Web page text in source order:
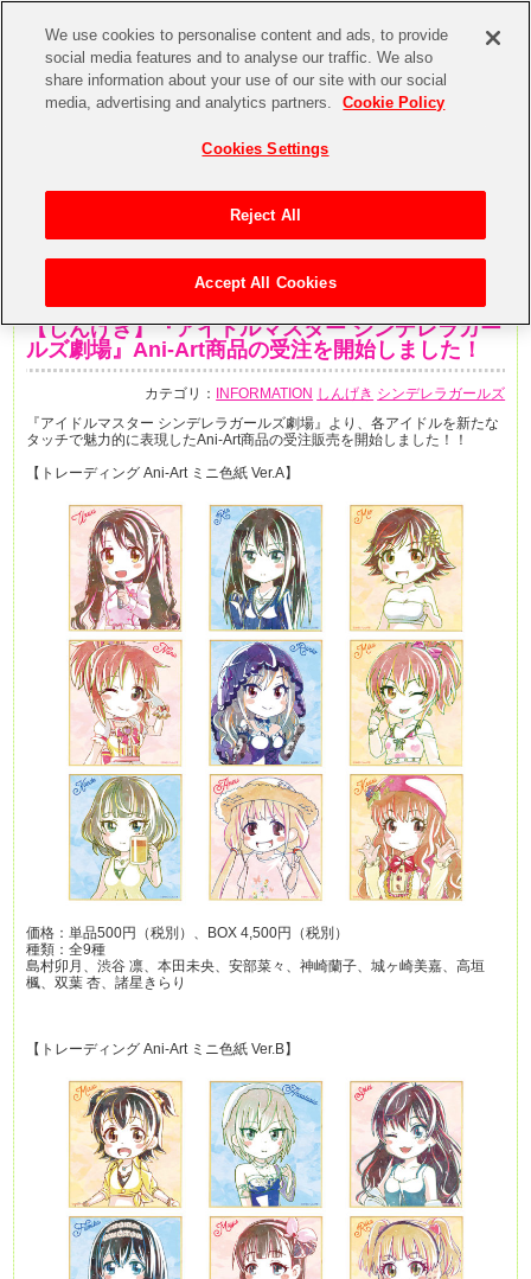
【しんげき】『アイドルマスター シンデレラガー
ルズ劇場』Ani-Art商品の受注を開始しました！
カテゴリ： INFORMATION しんげき シンデレラガールズ
『アイドルマスター シンデレラガールズ劇場』より、各アイドルを新たな
タッチで魅力的に表現したAni-Art商品の受注販売を開始しました！！
【トレーディング Ani-Art ミニ色紙 Ver.A】
価格：単品500円（税別）、BOX 4,500円（税別）
種類：全9種
島村卯月、渋谷 凛、本田未央、安部菜々、神崎蘭子、城ヶ崎美嘉、高垣
楓、双葉 杏、諸星きらり
【トレーディング Ani-Art ミニ色紙 Ver.B】
We use cookies to personalise content and ads, to provide
social media features and to analyse our traffic. We also
share information about your use of our site with our social
media, advertising and analytics partners.
Cookie Policy
Cookies Settings
Reject All
Accept All Cookies